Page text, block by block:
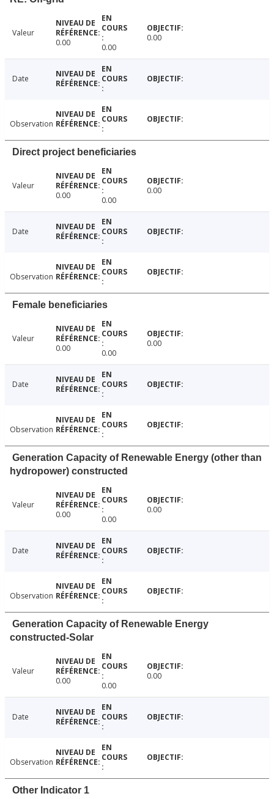
Valeur
0.00
0.00
0.00
Date
Observation
Direct project beneficiaries
Valeur
0.00
0.00
0.00
Date
Observation
Female beneficiaries
Valeur
0.00
0.00
0.00
Date
Observation
Generation Capacity of Renewable Energy (other than
hydropower) constructed
Valeur
0.00
0.00
0.00
Date
Observation
Generation Capacity of Renewable Energy
constructed-Solar
Valeur
0.00
0.00
0.00
Date
Observation
Other Indicator 1